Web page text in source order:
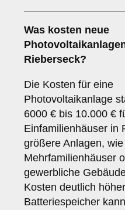
Was kosten neue
Rieberseck?
Die Kosten für eine
Photovoltaikanlage
6000 € bis 10.000 €
Einfamilienhäuser in
größere Anlagen, wie
Mehrfamilienhäuser
gewerbliche
Kosten deutlich
Batteriespeicher